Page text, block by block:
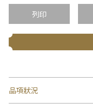
列印
品項狀況